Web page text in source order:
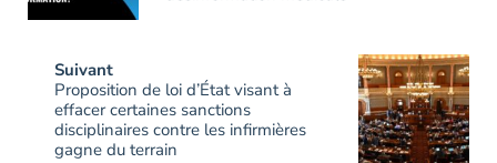
Suivant
Proposition de loi d’État visant à
effacer certaines sanctions
disciplinaires contre les infirmières
gagne du terrain